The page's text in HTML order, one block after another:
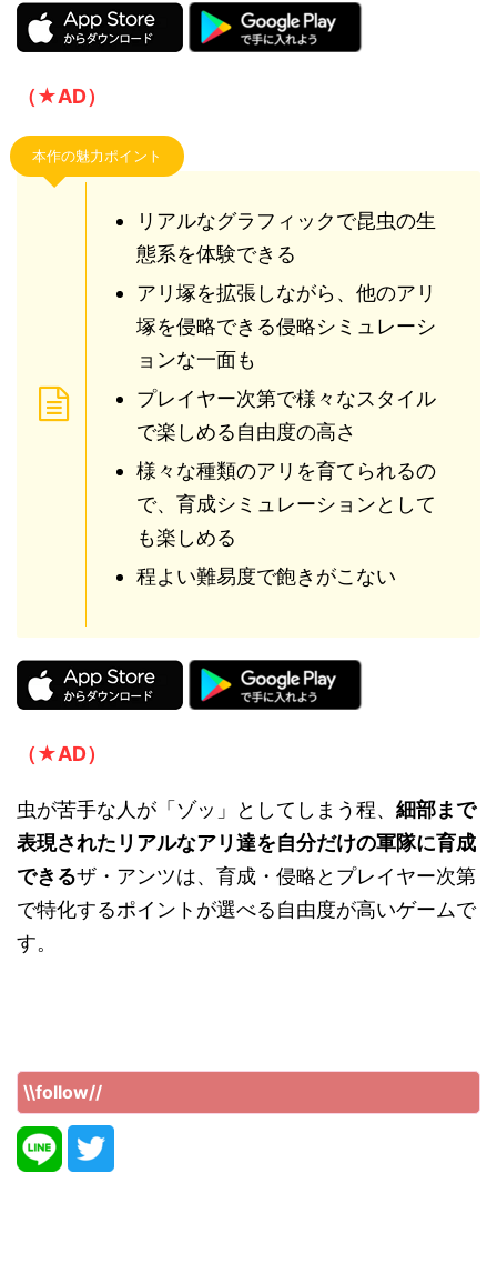
（★AD）
本作の魅力ポイント
リアルなグラフィックで昆虫の生
態系を体験できる
アリ塚を拡張しながら、他のアリ
塚を侵略できる侵略シミュレーシ
ョンな一面も
プレイヤー次第で様々なスタイル
で楽しめる自由度の高さ
様々な種類のアリを育てられるの
で、育成シミュレーションとして
も楽しめる
程よい難易度で飽きがこない
（★AD）
虫が苦手な人が「ゾッ」としてしまう程、 細部まで
表現されたリアルなアリ達を自分だけの軍隊に育成
できるザ・アンツは、育成・侵略とプレイヤー次第
で特化するポイントが選べる自由度が高いゲームで
す。
\\follow//